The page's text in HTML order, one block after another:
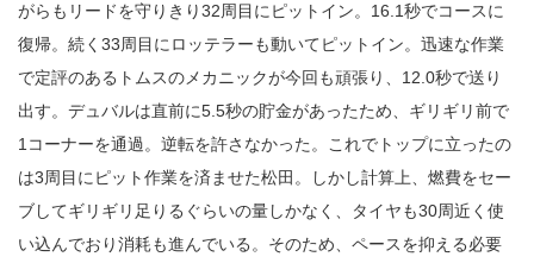
がらもリードを守りきり32周目にピットイン。16.1秒でコースに
復帰。続く33周目にロッテラーも動いてピットイン。迅速な作業
で定評のあるトムスのメカニックが今回も頑張り、12.0秒で送り
出す。デュバルは直前に5.5秒の貯金があったため、ギリギリ前で
1コーナーを通過。逆転を許さなかった。これでトップに立ったの
は3周目にピット作業を済ませた松田。しかし計算上、燃費をセー
ブしてギリギリ足りるぐらいの量しかなく、タイヤも30周近く使
い込んでおり消耗も進んでいる。そのため、ペースを抑える必要